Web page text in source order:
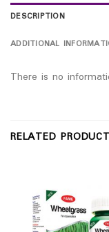
DESCRIPTION
ADDITIONAL
There is no
RELATED